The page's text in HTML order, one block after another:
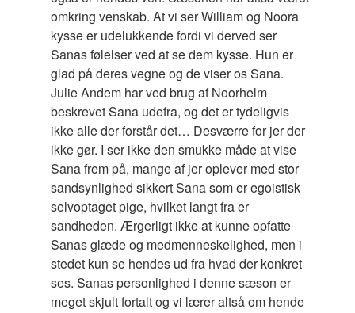
omkring venskab. At vi ser William og Noora
kysse er udelukkende fordi vi derved ser
Sanas følelser ved at se dem kysse. Hun er
glad på deres vegne og de viser os Sana.
Julie Andem har ved brug af Noorhelm
beskrevet Sana udefra, og det er tydeligvis
ikke alle der forstår det… Desværre for jer der
ikke gør. I ser ikke den smukke måde at vise
Sana frem på, mange af jer oplever med stor
sandsynlighed sikkert Sana som er egoistisk
selvoptaget pige, hvilket langt fra er
sandheden. Ærgerligt ikke at kunne opfatte
Sanas glæde og medmenneskelighed, men i
stedet kun se hendes ud fra hvad der konkret
ses. Sanas personlighed i denne sæson er
meget skjult fortalt og vi lærer altså om hende